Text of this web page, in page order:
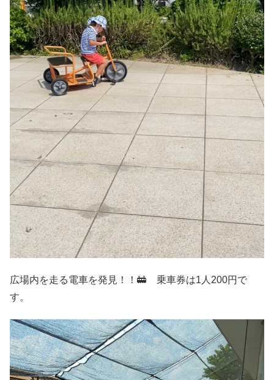
広場内を走る電車を発見！！🚋 乗車券は1人200円で
す。